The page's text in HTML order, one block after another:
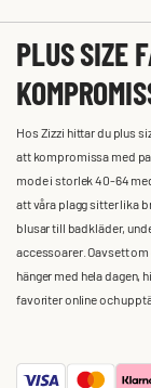
PLUS SIZE
Hos Zizzi hittar du plus
att kompromissa med
mode i storlek 40-64
att våra plagg sitter lika
blusar till badkläder,
accessoarer. Oavsett
hänger med hela dagen,
favoriter online och